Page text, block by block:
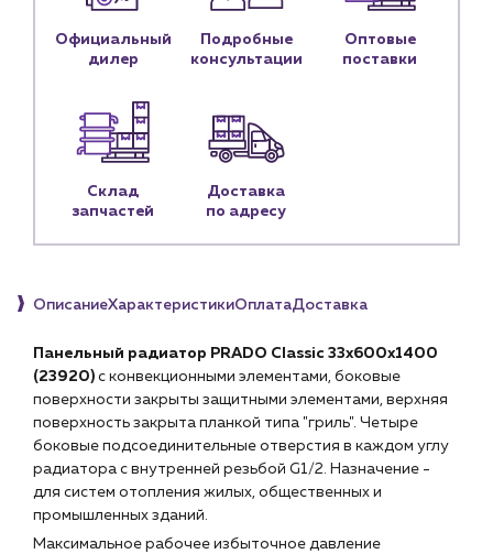
Блог
Контакты
Контактные данные
Чат-бот
sales@profpotok.ru
г. Краснодар, ул. Российская, 63
Официальный
дилер
Подробные
консультации
Оптовые
поставки
Склад
запчастей
Доставка
по адресу
ОписаниеХарактеристикиОплатаДоставка
Панельный радиатор PRADO Classic 33х600х1400
(23920) с конвекционными элементами, боковые
поверхности закрыты защитными элементами, верхняя
поверхность закрыта планкой типа "гриль". Четыре
боковые подсоединительные отверстия в каждом углу
радиатора с внутренней резьбой G1/2. Назначение -
для систем отопления жилых, общественных и
промышленных зданий.
Максимальное рабочее избыточное давление